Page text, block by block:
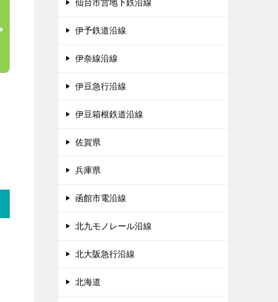
仙台市営地下鉄沿線
伊予鉄道沿線
伊奈線沿線
伊豆急行沿線
伊豆箱根鉄道沿線
佐賀県
兵庫県
函館市電沿線
北九モノレール沿線
北大阪急行沿線
北海道